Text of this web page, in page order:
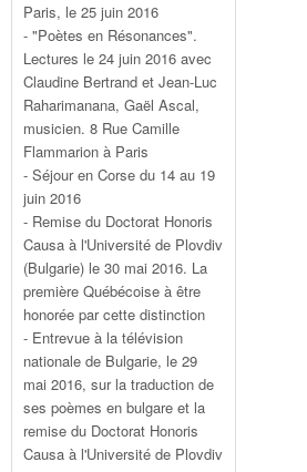
Paris, le 25 juin 2016
- "Poètes en Résonances".
Lectures le 24 juin 2016 avec
Claudine Bertrand et Jean-Luc
Raharimanana, Gaël Ascal,
musicien. 8 Rue Camille
Flammarion à Paris
- Séjour en Corse du 14 au 19
juin 2016
- Remise du Doctorat Honoris
Causa à l'Université de Plovdiv
(Bulgarie) le 30 mai 2016. La
première Québécoise à être
honorée par cette distinction
- Entrevue à la télévision
nationale de Bulgarie, le 29
mai 2016, sur la traduction de
ses poèmes en bulgare et la
remise du Doctorat Honoris
Causa à l'Université de Plovdiv